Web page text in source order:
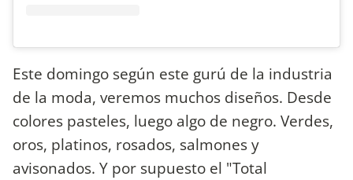
Este domingo según este gurú de la industria
de la moda, veremos muchos diseños. Desde
colores pasteles, luego algo de negro. Verdes,
oros, platinos, rosados, salmones y
avisonados. Y por supuesto el "Total